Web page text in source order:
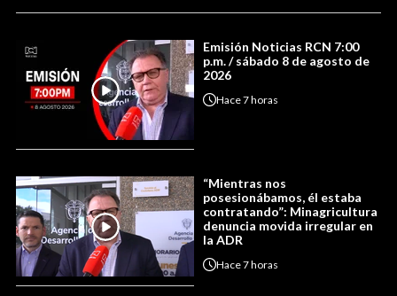
Emisión Noticias RCN 7:00
p.m. / sábado 8 de agosto de
2026
Hace7 horas
“Mientras nos
posesionábamos, él estaba
contratando”: Minagricultura
denuncia movida irregular en
la ADR
Hace7 horas